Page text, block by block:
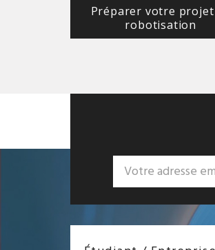
Préparer votre projet
robotisation